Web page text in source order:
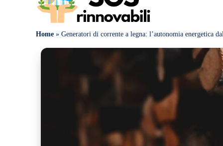
Home » Generatori di corrente a legna: l’autonomia energetica